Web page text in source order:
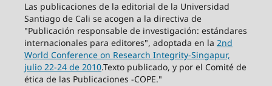
Las publicaciones de la editorial de la Universidad
Santiago de Cali se acogen a la directiva de
"Publicación responsable de investigación: estándares
internacionales para editores", adoptada en la 2nd
World Conference on Research Integrity-Singapur,
julio 22-24 de 2010.Texto publicado, y por el Comité de
ética de las Publicaciones -COPE."